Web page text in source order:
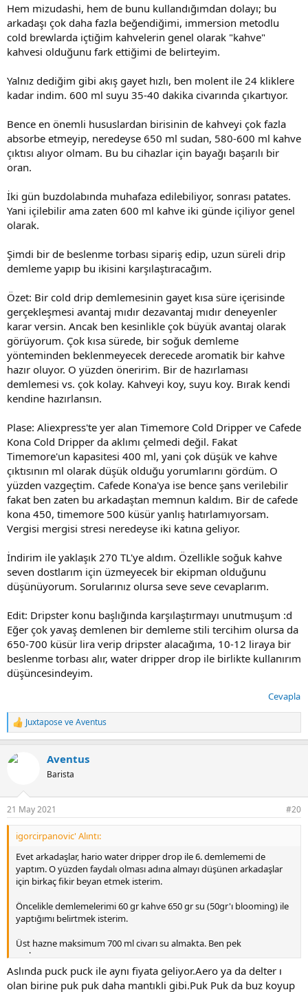
Hem mizudashi, hem de bunu kullandığımdan dolayı; bu
arkadaşı çok daha fazla beğendiğimi, immersion metodlu
cold brewlarda içtiğim kahvelerin genel olarak "kahve"
kahvesi olduğunu fark ettiğimi de belirteyim.
Yalnız dediğim gibi akış gayet hızlı, ben molent ile 24 kliklere
kadar indim. 600 ml suyu 35-40 dakika civarında çıkartıyor.
Bence en önemli hususlardan birisinin de kahveyi çok fazla
absorbe etmeyip, neredeyse 650 ml sudan, 580-600 ml kahve
çıktısı alıyor olmam. Bu bu cihazlar için bayağı başarılı bir
oran.
İki gün buzdolabında muhafaza edilebiliyor, sonrası patates.
Yani içilebilir ama zaten 600 ml kahve iki günde içiliyor genel
olarak.
Şimdi bir de beslenme torbası sipariş edip, uzun süreli drip
demleme yapıp bu ikisini karşılaştıracağım.
Özet: Bir cold drip demlemesinin gayet kısa süre içerisinde
gerçekleşmesi avantaj mıdır dezavantaj mıdır deneyenler
karar versin. Ancak ben kesinlikle çok büyük avantaj olarak
görüyorum. Çok kısa sürede, bir soğuk demleme
yönteminden beklenmeyecek derecede aromatik bir kahve
hazır oluyor. O yüzden öneririm. Bir de hazırlaması
demlemesi vs. çok kolay. Kahveyi koy, suyu koy. Bırak kendi
kendine hazırlansın.
Plase: Aliexpress'te yer alan Timemore Cold Dripper ve Cafede
Kona Cold Dripper da aklımı çelmedi değil. Fakat
Timemore'un kapasitesi 400 ml, yani çok düşük ve kahve
çıktısının ml olarak düşük olduğu yorumlarını gördüm. O
yüzden vazgeçtim. Cafede Kona'ya ise bence şans verilebilir
fakat ben zaten bu arkadaştan memnun kaldım. Bir de cafede
kona 450, timemore 500 küsür yanlış hatırlamıyorsam.
Vergisi mergisi stresi neredeyse iki katına geliyor.
İndirim ile yaklaşık 270 TL'ye aldım. Özellikle soğuk kahve
seven dostlarım için üzmeyecek bir ekipman olduğunu
düşünüyorum. Sorularınız olursa seve seve cevaplarım.
Edit: Dripster konu başlığında karşılaştırmayı unutmuşum :d
Eğer çok yavaş demlenen bir demleme stili tercihim olursa da
650-700 küsür lira verip dripster alacağıma, 10-12 liraya bir
beslenme torbası alır, water dripper drop ile birlikte kullanırım
düşüncesindeyim.
Cevapla
T
e
k
JuxtaposeveAventus
Aventus
Barista
21 May 2021 #20
igorcirpanovic' Alıntı:
Evet arkadaşlar, hario water dripper drop ile 6. demlememi de
yaptım. O yüzden faydalı olması adına almayı düşünen arkadaşlar
için birkaç fikir beyan etmek isterim.
Öncelikle demlemelerimi 60 gr kahve 650 gr su (50gr'ı blooming) ile
yaptığımı belirtmek isterim.
Üst hazne maksimum 700 ml civarı su almakta. Ben pek
zorlamıyorum.
Şöyle söyleyeyim akış gayet hızlı, hızlı olmasını engellemek adına
Aslında puck puck ile aynı fiyata geliyor.Aero ya da delter ı
olan birine puk puk daha mantıkli gibi.Puk Puk da buz koyup